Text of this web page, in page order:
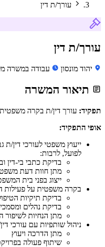
עורך/ת דין
עורך/ת דין
יהוד מונסון עבודה במשרה
תיאור המשרה
תפקיד: עורך דין/ת בקרה משפטית
אופי התפקיד:
ייעוץ משפטי לעורכי דין/ת
לפועל, לרבות:
בדיקת כתבי בי-דין
מתן חוות דעת
ייצוג בפני בית
בקרה משפטית על פעילות
בדיקת תיקיות
בדיקת נהלים
מתן הנחיות לשיפור
ניהול שותפיות עם עורכי
מתן הדרכה ויעוץ
שיתוף פעולה